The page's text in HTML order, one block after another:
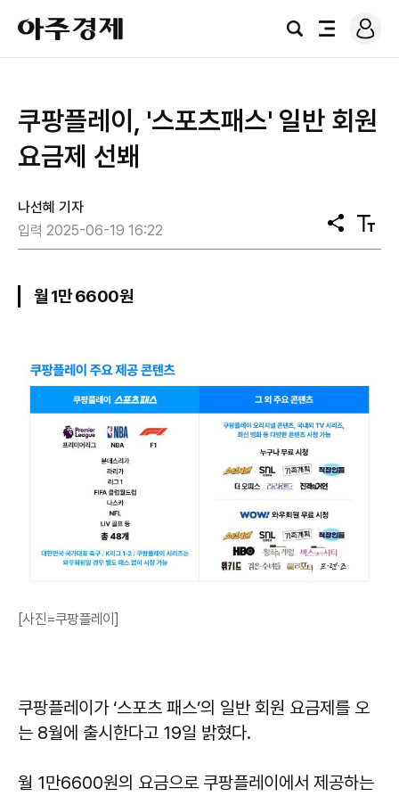
아
주
경
검
전
로
그
쿠팡플레이, '스포츠패스' 일반 회원
요금제 선봬
나선혜 기자
입력 2025-06-19 16:22
공
유
텍
스
월 1만 6600원
[사진=쿠팡플레이]
쿠팡플레이가 ‘스포츠 패스’의 일반 회원 요금제를 오
는 8월에 출시한다고 19일 밝혔다.
월 1만6600원의 요금으로 쿠팡플레이에서 제공하는